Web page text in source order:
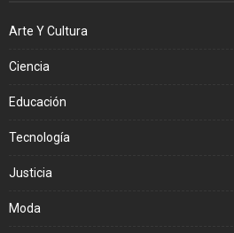
Arte Y Cultura
Ciencia
Educación
Tecnología
Justicia
Moda